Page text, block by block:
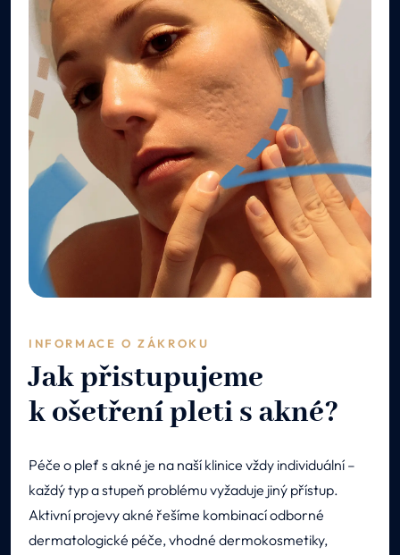
INFORMACE O ZÁKROKU
Jak přistupujeme
k ošetření pleti s akné?
Péče o pleť s akné je na naší klinice vždy individuální –
každý typ a stupeň problému vyžaduje jiný přístup.
Aktivní projevy akné řešíme kombinací odborné
dermatologické péče, vhodné dermokosmetiky,